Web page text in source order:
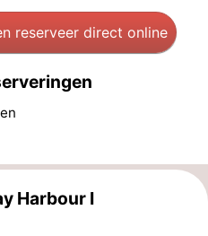
reserveer direct online
Harbour I